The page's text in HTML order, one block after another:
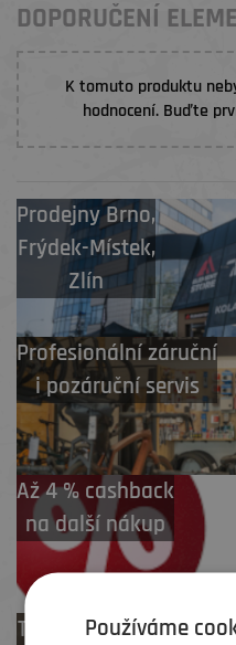
DOPORUČENÍ
K tomuto produktu
hodnocení. Buďte
ProdejnyBrno,
Frýdek-Místek,
Zlín
Profesionální záruční
i pozáruční servis
Až 4 % cashback
na další nákup
Test centrum
Používáme